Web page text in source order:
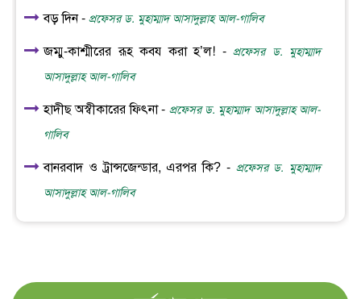
বড় দিন - প্রফেসর ড. মুহাম্মাদ আসাদুল্লাহ আল-গালিব
জম্মু-কাশ্মীরের রূহ কবয করা হ’ল! - প্রফেসর ড. মুহাম্মাদ
আসাদুল্লাহ আল-গালিব
হাদীছ অস্বীকারের ফিৎনা - প্রফেসর ড. মুহাম্মাদ আসাদুল্লাহ আল-
গালিব
বানরবাদ ও ট্রান্সজেন্ডার, এরপর কি? - প্রফেসর ড. মুহাম্মাদ
আসাদুল্লাহ আল-গালিব